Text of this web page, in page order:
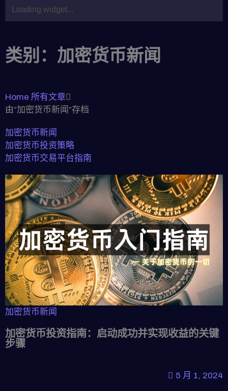
类别：加密货币新闻
Home 所有文章
由“加密货币新闻”存档
加密货币新闻
加密货币投资策略
加密货币交易平台指南
加密货币新闻
加密货币投资指南：启动成功并实现收益的关键
步骤
5 月 1, 2024